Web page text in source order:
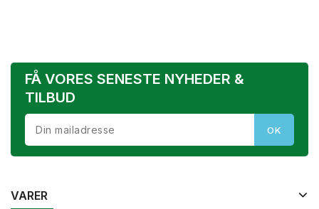
FÅ VORES SENESTE NYHEDER &
TILBUD
VARER